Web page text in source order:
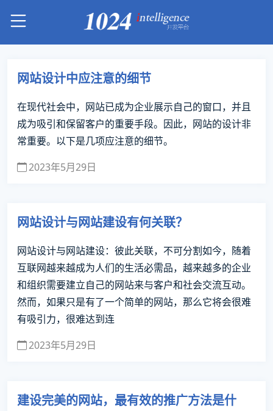
网站设计中应注意的细节
在现代社会中，网站已成为企业展示自己的窗口，并且
成为吸引和保留客户的重要手段。因此，网站的设计非
常重要。以下是几项应注意的细节。
2023年5月29日
网站设计与网站建设有何关联？
网站设计与网站建设：彼此关联，不可分割如今，随着
互联网越来越成为人们的生活必需品，越来越多的企业
和组织需要建立自己的网站来与客户和社会交流互动。
然而，如果只是有了一个简单的网站，那么它将会很难
有吸引力，很难达到连
2023年5月29日
建设完美的网站，最有效的推广方法是什